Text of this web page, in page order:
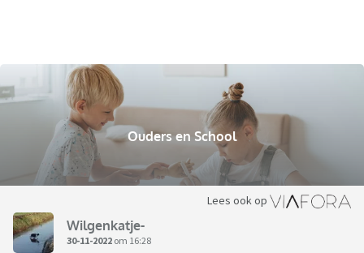
Ouders en School
Lees ook op
Wilgenkatje-
30-11-2022 om 16:28